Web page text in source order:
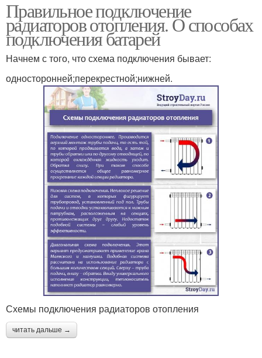
Правильное подключение
радиаторов отопления. О способах
подключения батарей
Начнем с того, что схема подключения бывает:
односторонней;перекрестной;нижней.
Схемы подключения радиаторов отопления
читать дальше →